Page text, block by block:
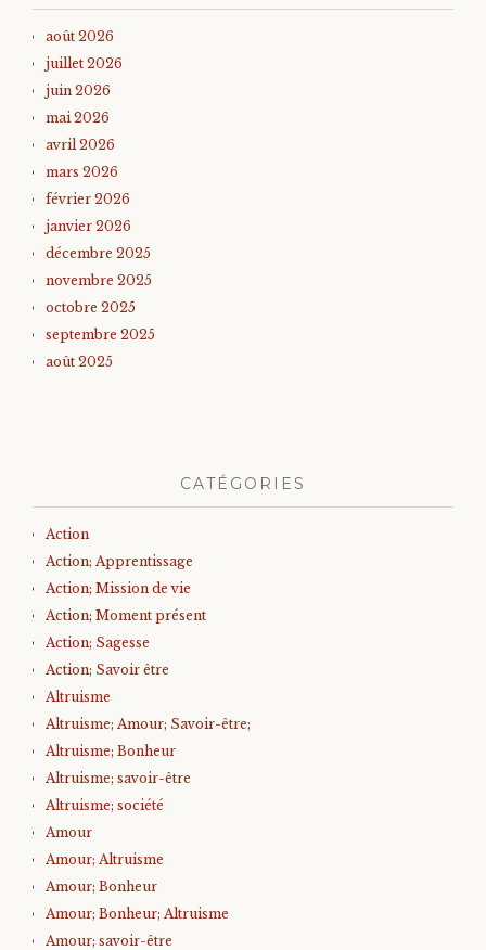
août 2026
juillet 2026
juin 2026
mai 2026
avril 2026
mars 2026
février 2026
janvier 2026
décembre 2025
novembre 2025
octobre 2025
septembre 2025
août 2025
CATÉGORIES
Action
Action; Apprentissage
Action; Mission de vie
Action; Moment présent
Action; Sagesse
Action; Savoir être
Altruisme
Altruisme; Amour; Savoir-être;
Altruisme; Bonheur
Altruisme; savoir-être
Altruisme; société
Amour
Amour; Altruisme
Amour; Bonheur
Amour; Bonheur; Altruisme
Amour; savoir-être